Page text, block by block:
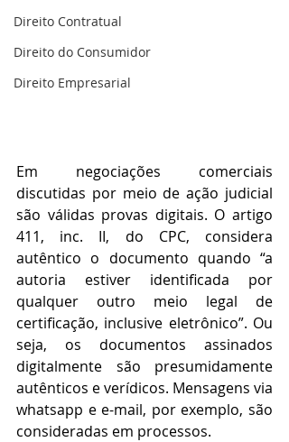
Direito Contratual
Direito do Consumidor
Direito Empresarial
Em negociações comerciais
discutidas por meio de ação judicial
são válidas provas digitais. O artigo
411, inc. II, do CPC, considera
autêntico o documento quando “a
autoria estiver identificada por
qualquer outro meio legal de
certificação, inclusive eletrônico”. Ou
seja, os documentos assinados
digitalmente são presumidamente
autênticos e verídicos. Mensagens via
whatsapp e e-mail, por exemplo, são
consideradas em processos.